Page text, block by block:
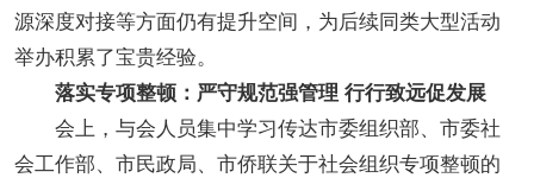
源深度对接等方面仍有提升空间，为后续同类大型活动
举办积累了宝贵经验。
落实专项整顿：严守规范强管理 行行致远促发展
会上，与会人员集中学习传达市委组织部、市委社
会工作部、市民政局、市侨联关于社会组织专项整顿的